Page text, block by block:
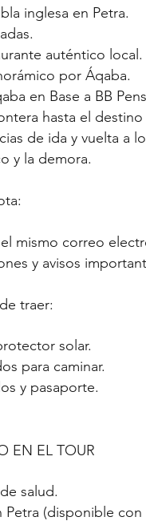
inglesa en Petra.
auténtico local.
por Áqaba.
en Base a BB
hasta el destino
de ida y vuelta a
y la demora.
mismo correo
y avisos
traer:
solar.
para caminar.
y pasaporte.
EN EL TOUR
salud.
(disponible